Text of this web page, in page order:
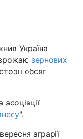
Україна
зернових
обсяг
".
аграрії